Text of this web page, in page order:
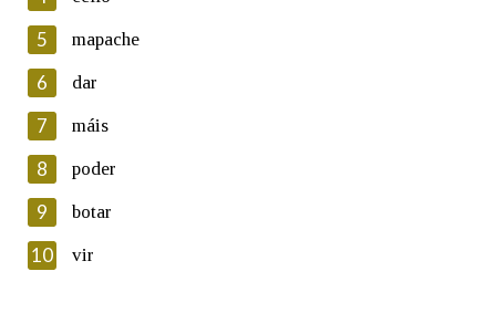
Lin e acepto as condicións da política de
Introduce o código que aparece na imaxe:
Texto de verificación
5 mapache
6 dar
7 máis
8 poder
9 botar
10 vir